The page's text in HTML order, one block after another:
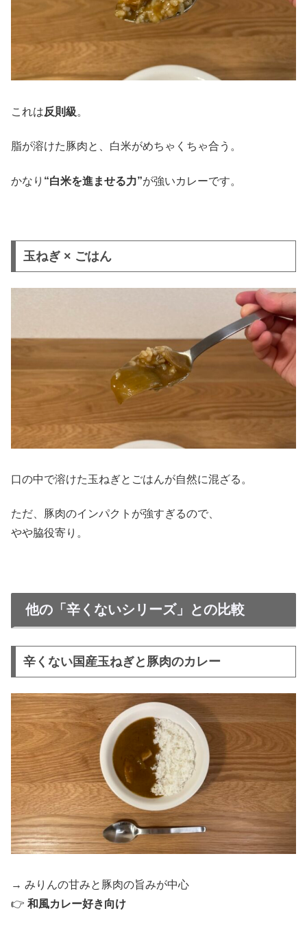
これは反則級。
脂が溶けた豚肉と、白米がめちゃくちゃ合う。
かなり “白米を進ませる力”が強いカレーです。
玉ねぎ × ごはん
口の中で溶けた玉ねぎとごはんが自然に混ざる。
ただ、豚肉のインパクトが強すぎるので、
やや脇役寄り。
他の「辛くないシリーズ」との比較
辛くない国産玉ねぎと豚肉のカレー
→ みりんの甘みと豚肉の旨みが中心
👉 和風カレー好き向け